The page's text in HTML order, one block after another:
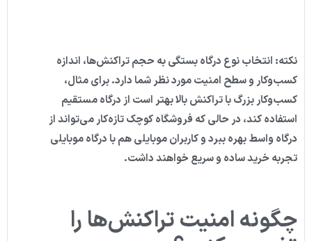
نکته: انتخاب نوع درگاه بستگی به حجم تراکنش‌ها، اندازه
کسب‌وکار و سطح امنیت مورد نظر شما دارد. برای مثال،
کسب‌وکار بزرگ با تراکنش بالا بهتر است از درگاه مستقیم
استفاده کند، در حالی که فروشگاه کوچک تازه‌کار می‌تواند از
درگاه واسط بهره ببرد و کاربران موبایلی هم با درگاه موبایلی
تجربه خرید ساده و سریع خواهند داشت.
چگونه امنیت تراکنش‌ها را